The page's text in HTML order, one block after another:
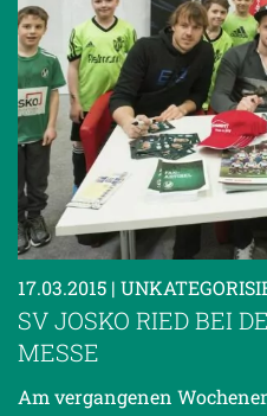
17.03.2015 |
SV JOSKO RIED BEI
MESSE
Am vergangenen